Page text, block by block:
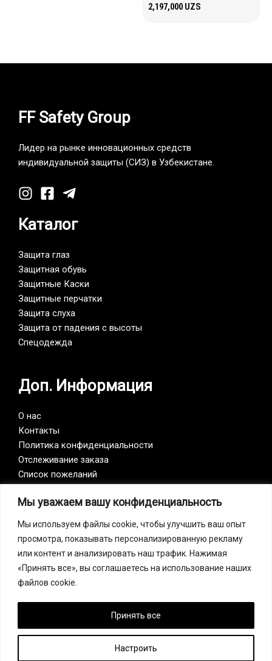
Мы уважаем вашу конфиденциальность
Мы используем файлы cookie, чтобы улучшить ваш опыт
просмотра, показывать персонализированную рекламу
или контент и анализировать наш трафик. Нажимая
«Принять все», вы соглашаетесь на использование наших
файлов cookie.
Настроить
Принять все
2,197,000 UZS
FF Safety Group
Лидер на рынке инновационных средств
индивидуальной защиты (СИЗ) в Узбекистане.
Каталог
Защита глаз
Защитная обувь
Защитные Каски
Защитные перчатки
Защита слуха
Защита от падения с высоты
Спецодежда
Доп. Информация
О нас
Контакты
Политика конфиденциальности
Отслеживание заказа
Список пожеланий
Vision Zero
Наша компания является участником инициативы
Vision Zero. Vision Zero — это качественно новый
подход к организации профилактики, объединяющий
три направления – безопасность, гигиену труда и
благополучие работников на всех уровнях